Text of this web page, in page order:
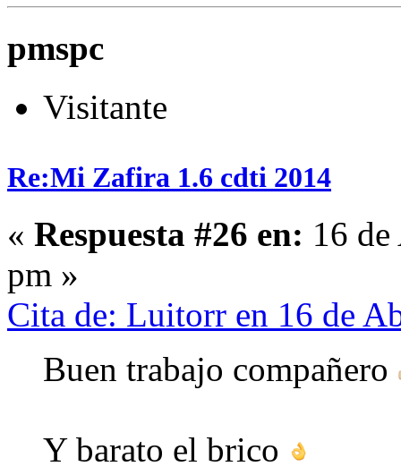
pmspc
Visitante
Re:Mi Zafira 1.6 cdti 2014
« Respuesta #26 en: 16
pm »
Cita de: Luitorr en 16 de
Buen trabajo compañero
Y barato el brico